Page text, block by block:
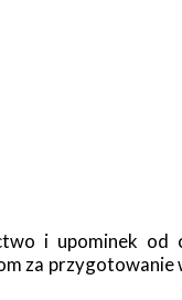
i upominek od
za przygotowanie